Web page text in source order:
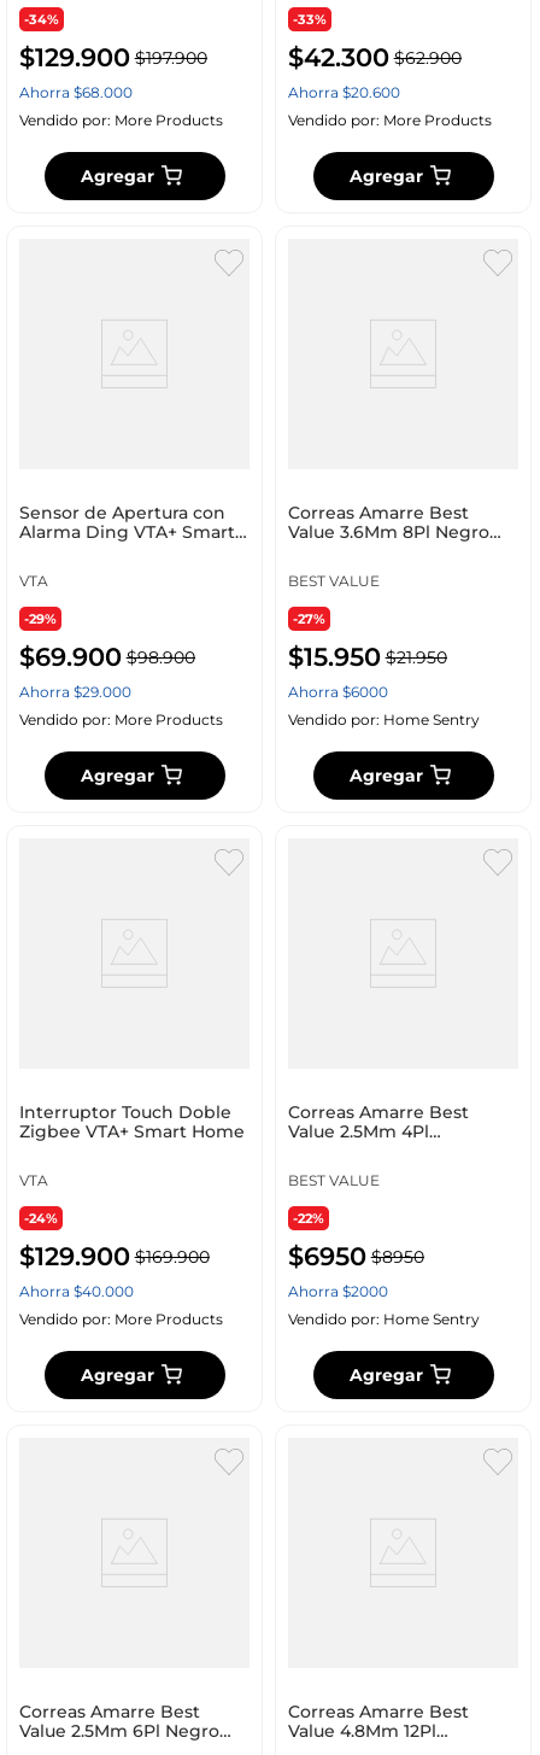
-34%
$129.900 $197.900
Ahorra $68.000
Vendido por: More Products
Agregar
-33%
$42.300 $62.900
Ahorra $20.600
Vendido por: More Products
Agregar
Sensor de Apertura con
Alarma Ding VTA+ Smart
VTA
-29%
$69.900 $98.900
Ahorra $29.000
Vendido por: More Products
Agregar
Correas Amarre Best
Value 3.6Mm 8Pl Negro
BEST VALUE
-27%
$15.950 $21.950
Ahorra $6000
Vendido por: Home Sentry
Agregar
Interruptor Touch Doble
Zigbee VTA+ Smart Home
VTA
-24%
$129.900 $169.900
Ahorra $40.000
Vendido por: More Products
Agregar
Correas Amarre Best
Value 2.5Mm 4Pl
Nylon F16
BEST VALUE
-22%
$6950 $8950
Ahorra $2000
Vendido por: Home Sentry
Agregar
Correas Amarre Best
Value 2.5Mm 6Pl Negro
Correas Amarre Best
Value 4.8Mm 12Pl